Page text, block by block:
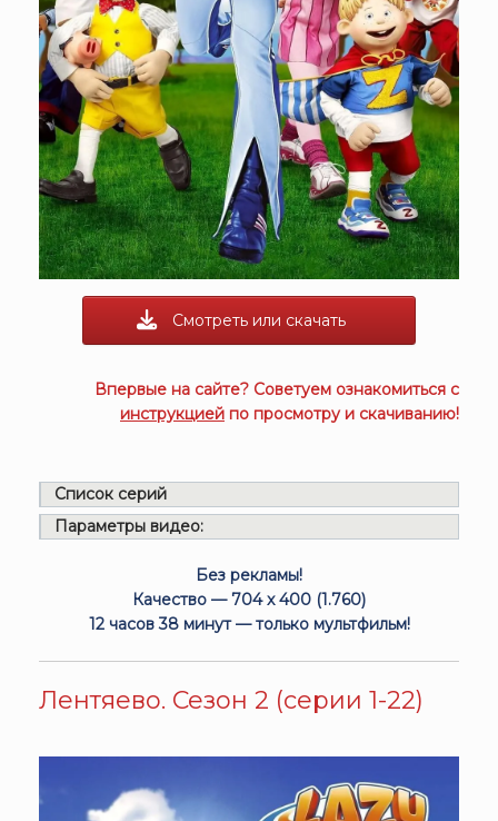
Смотреть или скачать
Впервые на сайте? Советуем ознакомиться с
инструкцией по просмотру и скачиванию!
Список серий
Параметры видео:
Без рекламы!
Качество — 704 x 400 (1.760)
12 часов 38 минут — только мультфильм!
Лентяево. Сезон 2 (серии 1-22)